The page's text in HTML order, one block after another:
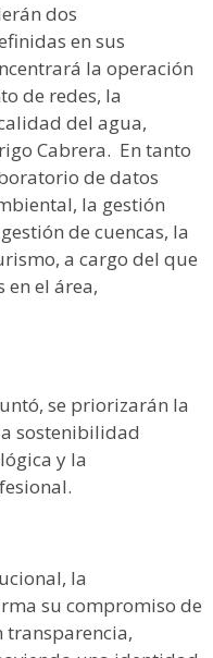
dos
en sus
la operación
de redes, la
del agua,
Cabrera. En tanto
de datos
la gestión
de cuencas, la
a cargo del que
en el área,
se priorizarán la
sostenibilidad
y la
la
su compromiso de
transparencia,